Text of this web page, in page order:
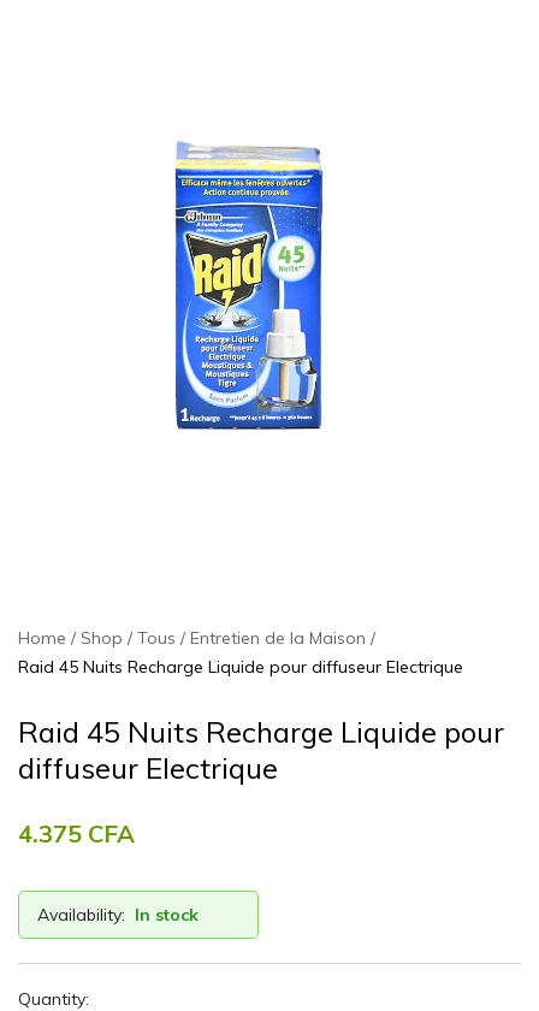
Home Shop Tous
Entretien de la Maison
Raid 45 Nuits Recharge Liquide pour diffuseur Electrique
Raid 45 Nuits Recharge Liquide pour
diffuseur Electrique
4.375 CFA
Availability: In stock
Quantity: